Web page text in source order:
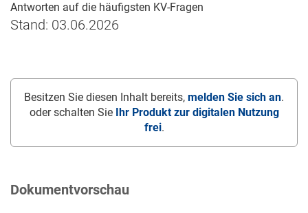
Antworten auf die häufigsten KV-Fragen
Stand: 03.06.2026
Besitzen Sie diesen Inhalt bereits, melden Sie sich an.
oder schalten Sie
Ihr Produkt zur digitalen Nutzung
frei.
Dokumentvorschau